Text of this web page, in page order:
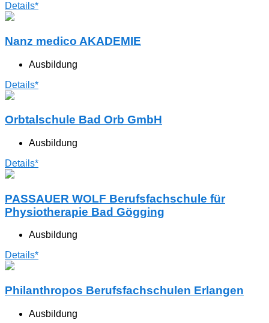
Details*
Nanz medico AKADEMIE
Ausbildung
Details*
Orbtalschule Bad Orb GmbH
Ausbildung
Details*
PASSAUER WOLF Berufsfachschule für
Physiotherapie Bad Gögging
Ausbildung
Details*
Philanthropos Berufsfachschulen Erlangen
Ausbildung